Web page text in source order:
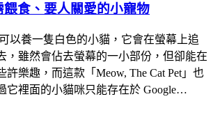
餵食、要人關愛的小寵物
以養一隻白色的小貓，它會在螢幕上追
，雖然會佔去螢幕的一小部份，但卻能在
許樂趣，而這款「Meow, The Cat Pet」也
它裡面的小貓咪只能存在於 Google…